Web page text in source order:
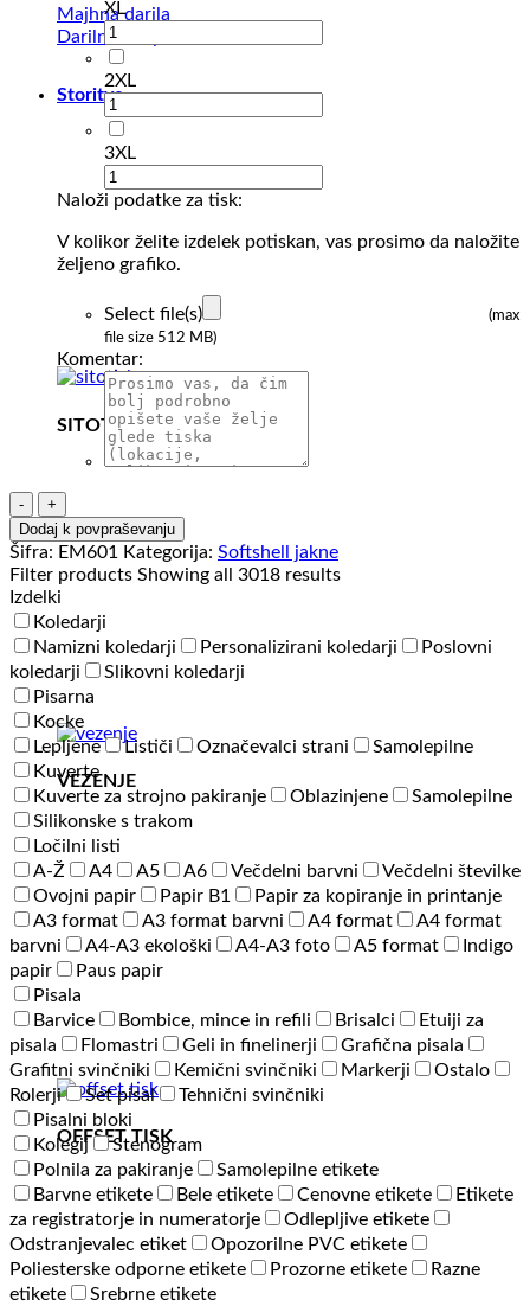
Majhna darila
Darilni kompleti
Storitve
SITOTISK
VEZENJE
OFFSET TISK
XL
2XL
3XL
Naloži podatke za tisk:
V kolikor želite izdelek potiskan, vas prosimo da naložite
željeno grafiko.
Select file(s)
(max
file size 512 MB)
Komentar:
Softshell
Eurowear
Men
Softshell
Jacket
količina
Dodaj k povpraševanju
Šifra: EM601 Kategorija: Softshell jakne
Filter products Showing all 3018 results
Izdelki
Koledarji
Namizni koledarji
Personalizirani koledarji
Poslovni
koledarji
Slikovni koledarji
Pisarna
Kocke
Lepljene
Lističi Označevalci strani
Samolepilne
Kuverte
Kuverte za strojno pakiranje
Oblazinjene
Samolepilne
Silikonske s trakom
Ločilni listi
A-Ž
A4 A5 A6 Večdelni barvni
Večdelni številke
Ovojni papir
Papir B1
Papir za kopiranje in printanje
A3 format
A3 format barvni A4 format
A4 format
barvni
A4-A3 ekološki A4-A3 foto A5 format
Indigo
papir
Paus papir
Pisala
Barvice
Bombice, mince in refili Brisalci
Etuiji za
pisala
Flomastri Geli in finelinerji
Grafična pisala
Grafitni svinčniki
Kemični svinčniki Markerji
Ostalo
Rolerji
Set pisal
Tehnični svinčniki
Pisalni bloki
Kolegij
Stenogram
Polnila za pakiranje
Samolepilne etikete
Barvne etikete
Bele etikete Cenovne etikete
Etikete
za registratorje in numeratorje
Odlepljive etikete
Odstranjevalec etiket
Opozorilne PVC etikete
Poliesterske odporne etikete
Prozorne etikete
Razne
etikete
Srebrne etikete